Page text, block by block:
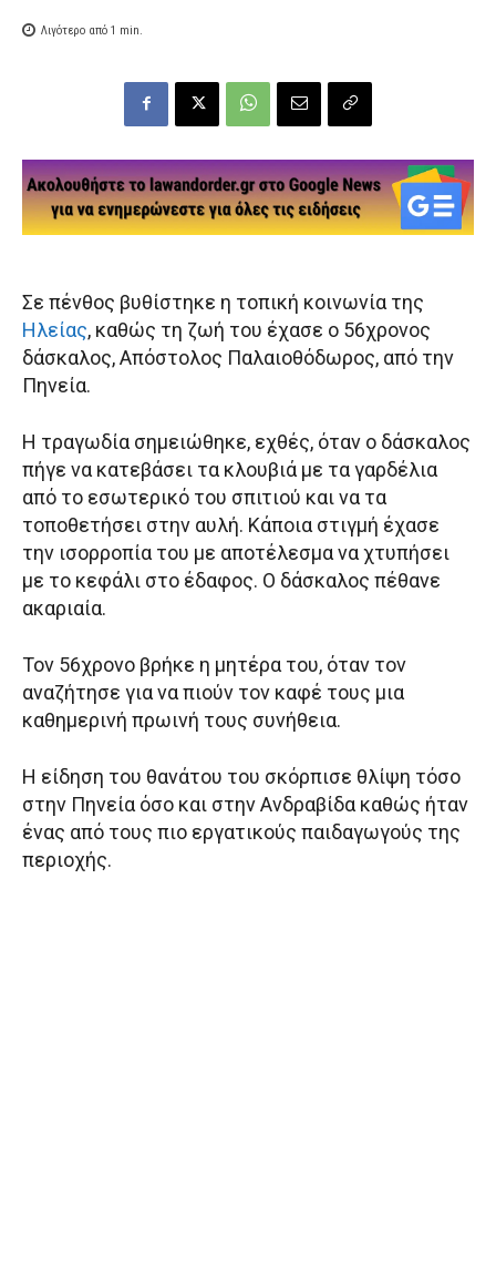
Λιγότερο από 1 min.
Σε πένθος βυθίστηκε η τοπική κοινωνία της
Ηλείας, καθώς τη ζωή του έχασε ο 56χρονος
δάσκαλος, Απόστολος Παλαιοθόδωρος, από την
Πηνεία.
Η τραγωδία σημειώθηκε, εχθές, όταν ο δάσκαλος
πήγε να κατεβάσει τα κλουβιά με τα γαρδέλια
από το εσωτερικό του σπιτιού και να τα
τοποθετήσει στην αυλή. Κάποια στιγμή έχασε
την ισορροπία του με αποτέλεσμα να χτυπήσει
με το κεφάλι στο έδαφος. Ο δάσκαλος πέθανε
ακαριαία.
Τον 56χρονο βρήκε η μητέρα του, όταν τον
αναζήτησε για να πιούν τον καφέ τους μια
καθημερινή πρωινή τους συνήθεια.
Η είδηση του θανάτου του σκόρπισε θλίψη τόσο
στην Πηνεία όσο και στην Ανδραβίδα καθώς ήταν
ένας από τους πιο εργατικούς παιδαγωγούς της
περιοχής.